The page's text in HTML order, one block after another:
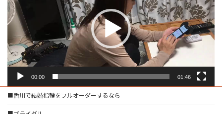
レ
ー
ヤ
00:00 01:46
■香川で結婚指輪をフルオーダーするなら